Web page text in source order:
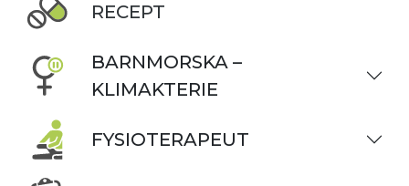
RECEPT
BARNMORSKA –
KLIMAKTERIE
FYSIOTERAPEUT